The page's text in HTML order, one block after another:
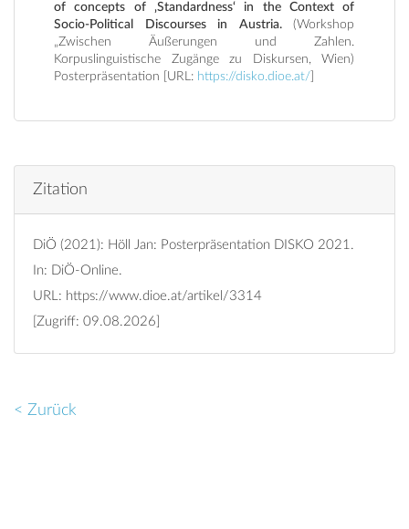
of concepts of ‚Standardness‘ in the Context of
Socio-Political Discourses in Austria. (Workshop
„Zwischen Äußerungen und Zahlen.
Korpuslinguistische Zugänge zu Diskursen, Wien)
Posterpräsentation [URL: https://disko.dioe.at/
Zitation
DiÖ (2021): Höll Jan: Posterpräsentation DISKO 2021.
In: DiÖ-Online.
URL: https://www.dioe.at/artikel/3314
[Zugriff: 09.08.2026]
< Zurück